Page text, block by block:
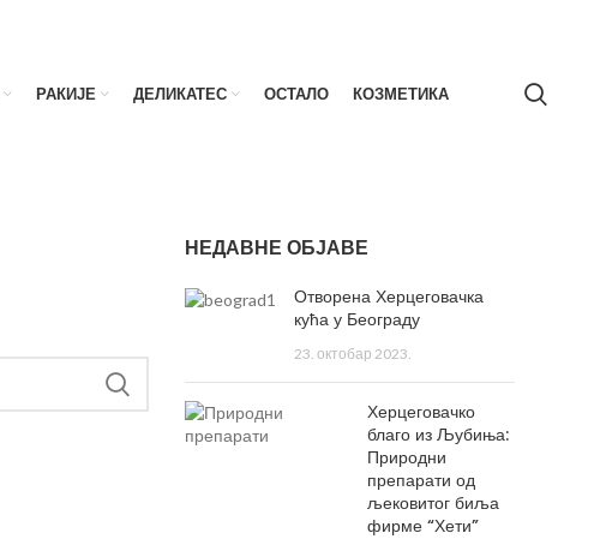
РАКИЈЕ ДЕЛИКАТЕС ОСТАЛО КОЗМЕТИКА
НЕДАВНЕ ОБЈАВЕ
Отворена Херцеговачка
кућа у Београду
23. октобар 2023.
Херцеговачко
благо из Љубиња:
Природни
препарати од
љековитог биља
фирме “Хети”